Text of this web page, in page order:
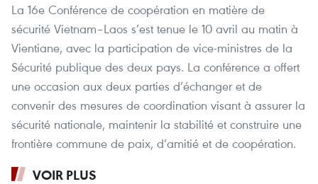
La 16e Conférence de coopération en matière de
sécurité Vietnam–Laos s’est tenue le 10 avril au matin à
Vientiane, avec la participation de vice-ministres de la
Sécurité publique des deux pays. La conférence a offert
une occasion aux deux parties d’échanger et de
convenir des mesures de coordination visant à assurer la
sécurité nationale, maintenir la stabilité et construire une
frontière commune de paix, d’amitié et de coopération.
VOIR PLUS